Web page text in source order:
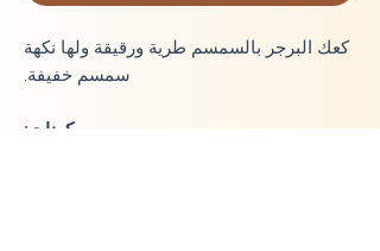
كعك البرجر بالسمسم طرية ورقيقة ولها نكهة
سمسم خفيفة.
مكونات: